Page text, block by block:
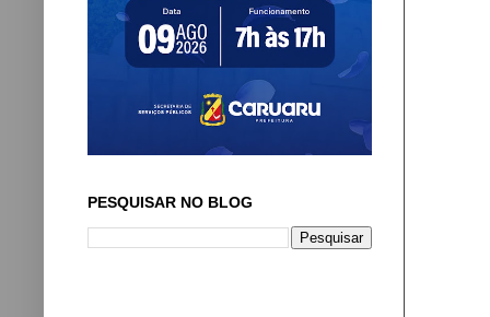
PESQUISAR NO BLOG